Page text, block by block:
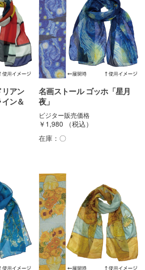
アン
イン＆
名画ストール ゴッホ「星月
夜」
ビジター販売価格
￥1,980
（税込）
在庫： 〇